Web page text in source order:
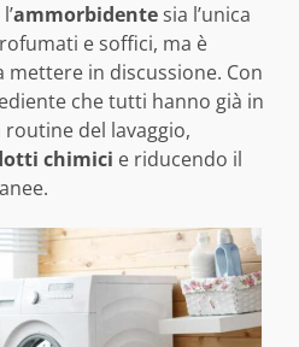
ammorbidentesia l’unica
e soffici, ma è
mettere in discussione. Con
che tutti hanno già in
del lavaggio,
chimici e riducendo il